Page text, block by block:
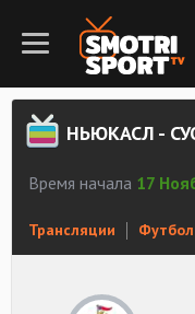
НЬЮКАСЛ -
Время начала 17
Трансляции Футбол